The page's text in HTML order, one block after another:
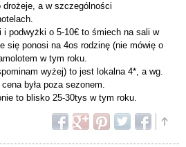
drożeje, a w szczególności
i podwyżki o 5-10€ to śmiech na sali w
się ponosi na 4os rodzinę (nie mówię o
w tym roku.
wyżej) to jest lokalna 4*, a wg.
była poza sezonem.
to blisko 25-30tys w tym roku.